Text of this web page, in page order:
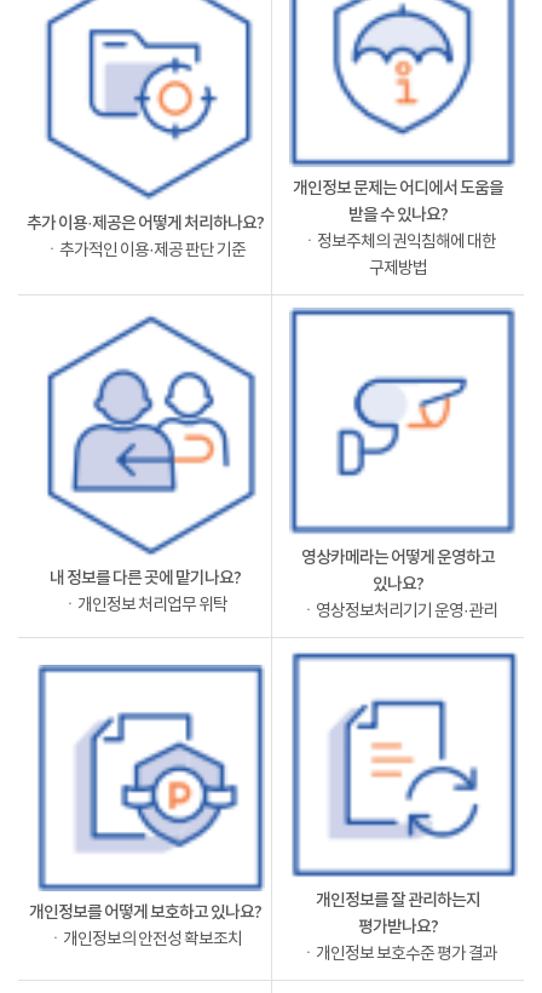
추가 이용·제공은 어떻게 처리하나요?
ㆍ추가적인 이용·제공 판단 기준
개인정보 문제는 어디에서 도움을
받을 수 있나요?
ㆍ정보주체의 권익침해에 대한
구제방법
내 정보를 다른 곳에 맡기나요?
ㆍ개인정보 처리업무 위탁
영상카메라는 어떻게 운영하고
있나요?
ㆍ영상정보처리기기 운영·관리
개인정보를 어떻게 보호하고 있나요?
ㆍ개인정보의 안전성 확보조치
개인정보를 잘 관리하는지
평가받나요?
ㆍ개인정보 보호수준 평가 결과